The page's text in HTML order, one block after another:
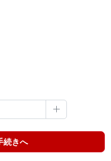

続きへ